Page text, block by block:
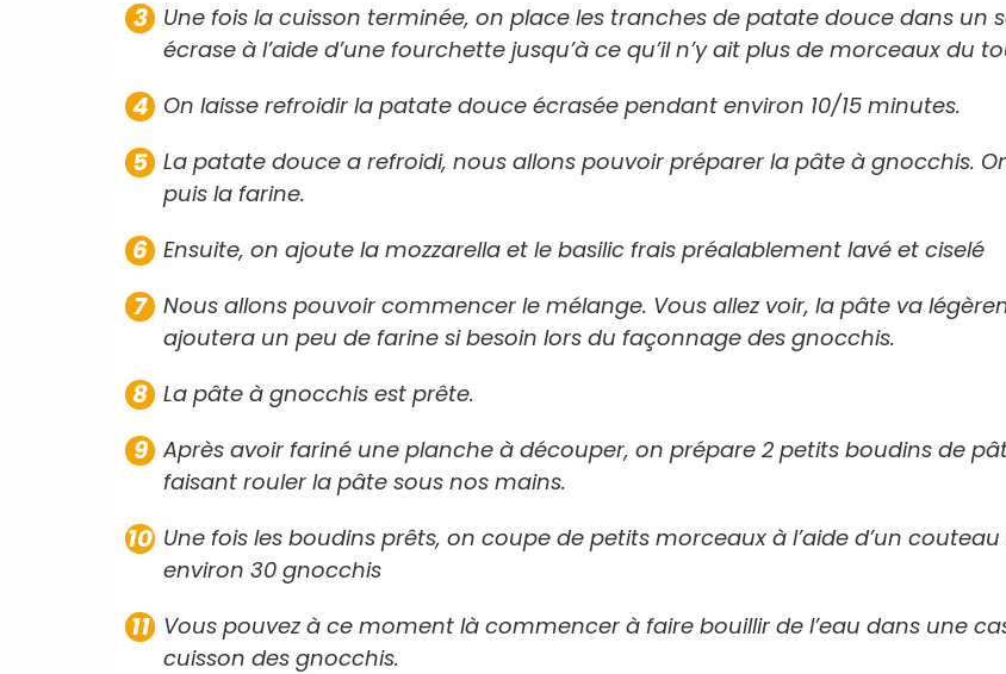
Une fois la cuisson terminée, on place les tranches de patate douce dans un
écrase à l’aide d’une fourchette jusqu’à ce qu’il n’y ait plus de morceaux du
On laisse refroidir la patate douce écrasée pendant environ 10/15 minutes.
La patate douce a refroidi, nous allons pouvoir préparer la pâte à gnocchis.
puis la farine.
Ensuite, on ajoute la mozzarella et le basilic frais préalablement lavé et ciselé
Nous allons pouvoir commencer le mélange. Vous allez voir, la pâte va
ajoutera un peu de farine si besoin lors du façonnage des gnocchis.
La pâte à gnocchis est prête.
Après avoir fariné une planche à découper, on prépare 2 petits boudins de
faisant rouler la pâte sous nos mains.
Une fois les boudins prêts, on coupe de petits morceaux à l’aide d’un
environ 30 gnocchis
Vous pouvez à ce moment là commencer à faire bouillir de l’eau dans une
cuisson des gnocchis.